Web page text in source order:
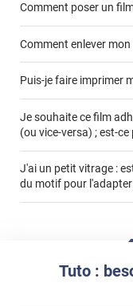
Comment poser un
demander un devis de
Comment enlever
votre film
Puis-je faire imprimer
personnaliser
Je souhaite ce film
(ou vice-versa) ; est-ce
J'ai un petit vitrage :
du motif pour l'adapter
Tuto :